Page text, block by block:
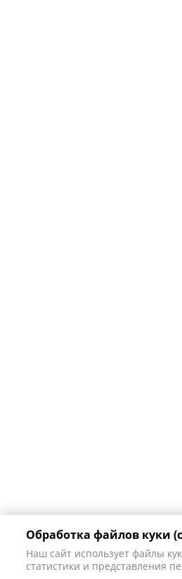
Обработка файлов куки
Наш сайт использует файлы
статистики и представления